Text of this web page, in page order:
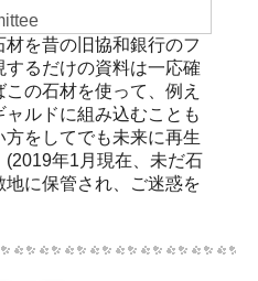
を昔の旧協和銀行のフ
するだけの資料は一応確
の石材を使って、例え
ルドに組み込むことも
をしてでも未来に再生
年1月現在、未だ石
に保管され、ご迷惑を